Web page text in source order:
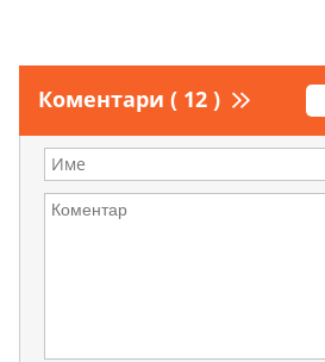
Коментари ( 12 )